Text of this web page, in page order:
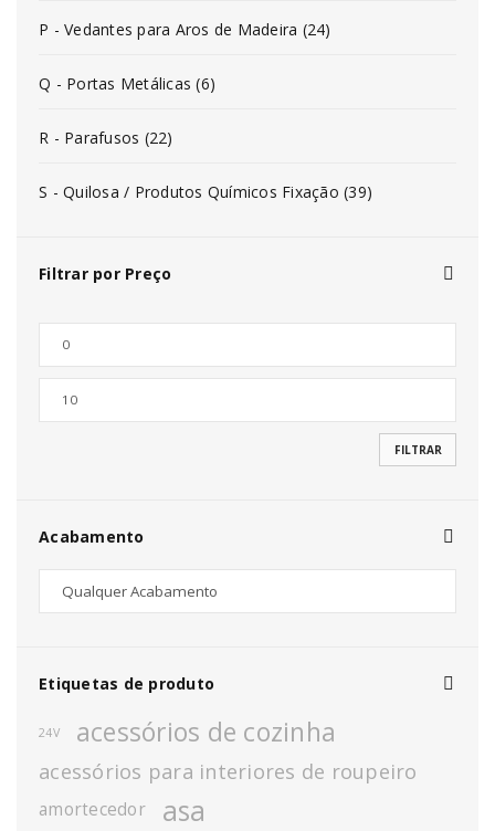
P - Vedantes para Aros de Madeira (24)
Q - Portas Metálicas (6)
R - Parafusos (22)
S - Quilosa / Produtos Químicos Fixação (39)
Filtrar por Preço
FILTRAR
Acabamento
Etiquetas de produto
24V acessórios de cozinha
acessórios para interiores de roupeiro
amortecedor asa